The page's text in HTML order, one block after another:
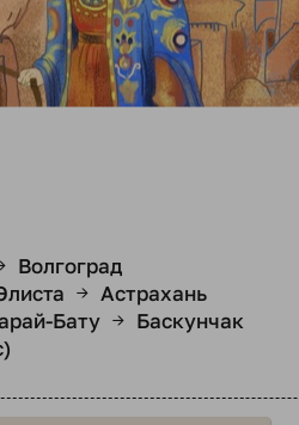
Волгоград
→ Астрахань
Бату → Баскунчак